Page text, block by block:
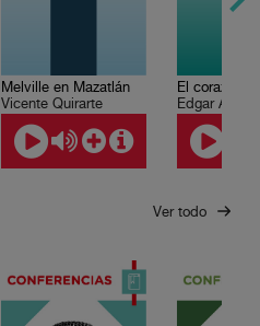
Melville en Mazatlán
Vicente Quirarte
El corazón
Edgar Allan
Ver todo